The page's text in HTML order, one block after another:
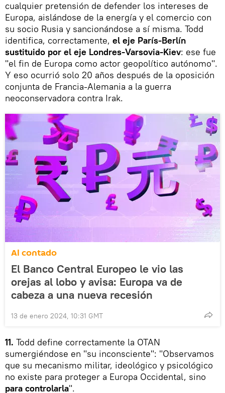
cualquier pretensión de defender los intereses de
Europa, aislándose de la energía y el comercio con
su socio Rusia y sancionándose a sí misma. Todd
identifica, correctamente, el eje París-Berlín
sustituido por el eje Londres-Varsovia-Kiev: ese fue
"el fin de Europa como actor geopolítico autónomo".
Y eso ocurrió solo 20 años después de la oposición
conjunta de Francia-Alemania a la guerra
neoconservadora contra Irak.
Al contado
El Banco Central Europeo le vio las
orejas al lobo y avisa: Europa va de
cabeza a una nueva recesión
13 de enero 2024, 10:31 GMT
11. Todd define correctamente la OTAN
sumergiéndose en "su inconsciente": "Observamos
que su mecanismo militar, ideológico y psicológico
no existe para proteger a Europa Occidental, sino
para controlarla".